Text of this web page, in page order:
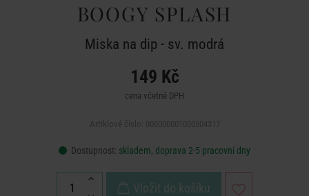
BOOGY SPLASH
Miska na dip - sv. modrá
149 Kč
cena včetně DPH
Dostupnost: skladem, doprava 2-5 pracovní dny
Vložit do košíku